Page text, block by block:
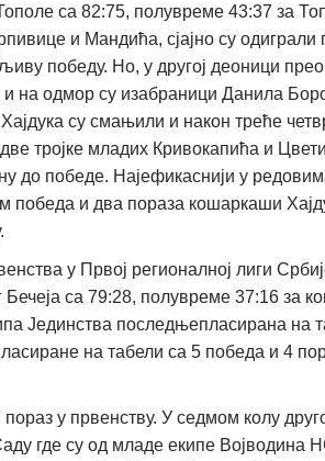
са 82:75, полувреме 43:37 за
и Мандића, сјајно су одиграли
победу. Но, у другој деоници
и на одмор су изабраници Данила
су смањили и након треће
тројке младих Кривокапића и
до победе. Најефикаснији у
и два пораза кошаркаши
у Првој регионалној лиги
са 79:28, полувреме 37:16 за
Јединства последњепласирана на
на табели са 5 победа и 4
у првенству. У седмом колу
где су од младе екипе Војводина